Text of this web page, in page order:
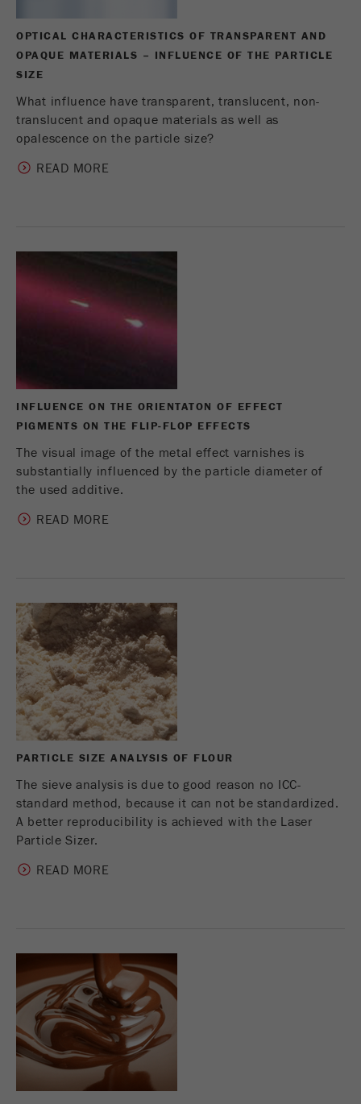
OPTICAL CHARACTERISTICS OF TRANSPARENT AND
OPAQUE MATERIALS – INFLUENCE OF THE PARTICLE
SIZE
What influence have transparent, translucent, non-
translucent and opaque materials as well as
opalescence on the particle size?
READ MORE
INFLUENCE ON THE ORIENTATON OF EFFECT
PIGMENTS ON THE FLIP-FLOP EFFECTS
The visual image of the metal effect varnishes is
substantially influenced by the particle diameter of
the used additive.
READ MORE
PARTICLE SIZE ANALYSIS OF FLOUR
The sieve analysis is due to good reason no ICC-
standard method, because it can not be standardized.
A better reproducibility is achieved with the Laser
Particle Sizer.
READ MORE